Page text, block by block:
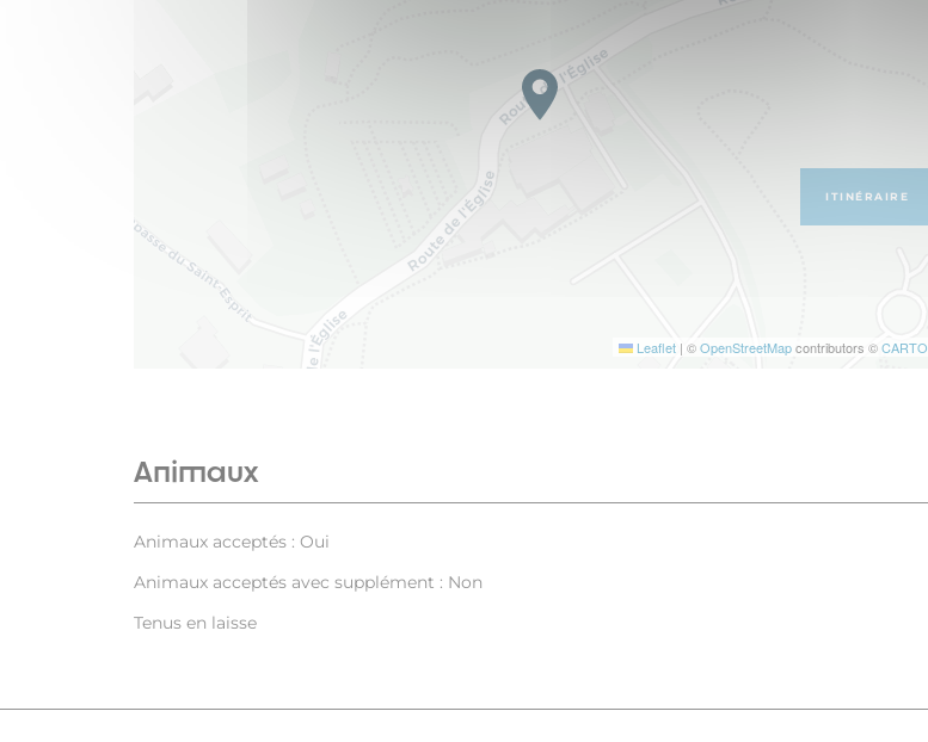
Leaflet | ©OpenStreetMapcontributors ©CARTO
ITINÉRAIRE
Animaux
Animaux acceptés : Oui
Animaux acceptés avec supplément : Non
Tenus en laisse